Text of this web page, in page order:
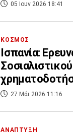
05 Ιουν 2026 18:41
ΚΟΣΜΟΣ
Ισπανία:
27 Μάι 2026 11:16
ΑΝΑΠΤΥΞΗ